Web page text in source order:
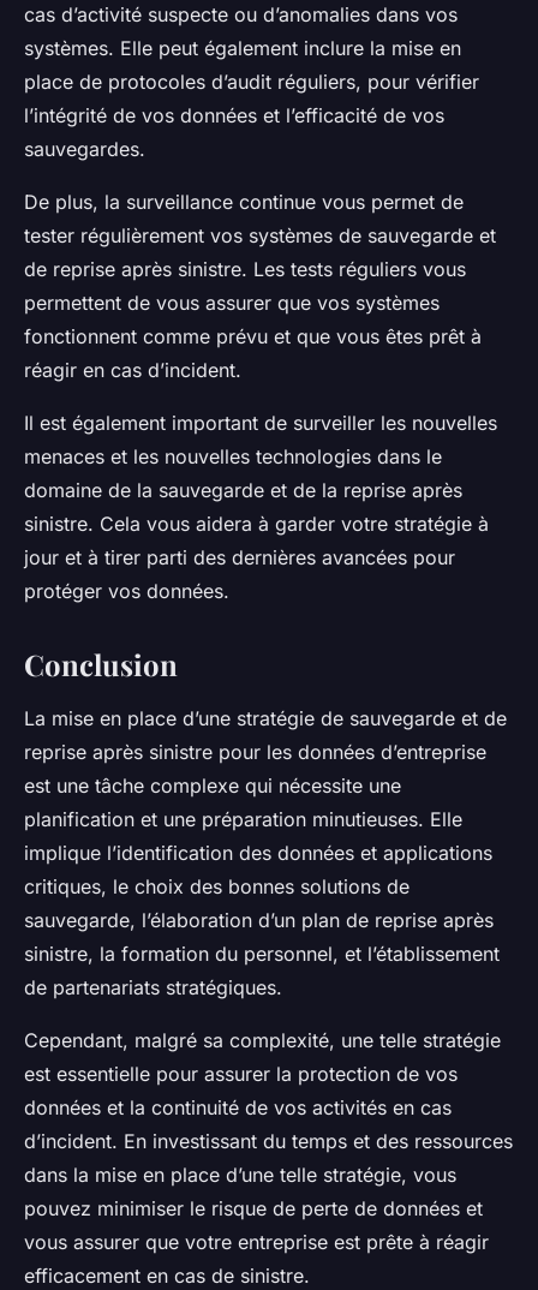
cas d’activité suspecte ou d’anomalies dans vos
systèmes. Elle peut également inclure la mise en
place de protocoles d’audit réguliers, pour vérifier
l’intégrité de vos données et l’efficacité de vos
sauvegardes.
De plus, la surveillance continue vous permet de
tester régulièrement vos systèmes de sauvegarde et
de reprise après sinistre. Les tests réguliers vous
permettent de vous assurer que vos systèmes
fonctionnent comme prévu et que vous êtes prêt à
réagir en cas d’incident.
Il est également important de surveiller les nouvelles
menaces et les nouvelles technologies dans le
domaine de la sauvegarde et de la reprise après
sinistre. Cela vous aidera à garder votre stratégie à
jour et à tirer parti des dernières avancées pour
protéger vos données.
Conclusion
La mise en place d’une stratégie de sauvegarde et de
reprise après sinistre pour les données d’entreprise
est une tâche complexe qui nécessite une
planification et une préparation minutieuses. Elle
implique l’identification des données et applications
critiques, le choix des bonnes solutions de
sauvegarde, l’élaboration d’un plan de reprise après
sinistre, la formation du personnel, et l’établissement
de partenariats stratégiques.
Cependant, malgré sa complexité, une telle stratégie
est essentielle pour assurer la protection de vos
données et la continuité de vos activités en cas
d’incident. En investissant du temps et des ressources
dans la mise en place d’une telle stratégie, vous
pouvez minimiser le risque de perte de données et
vous assurer que votre entreprise est prête à réagir
efficacement en cas de sinistre.